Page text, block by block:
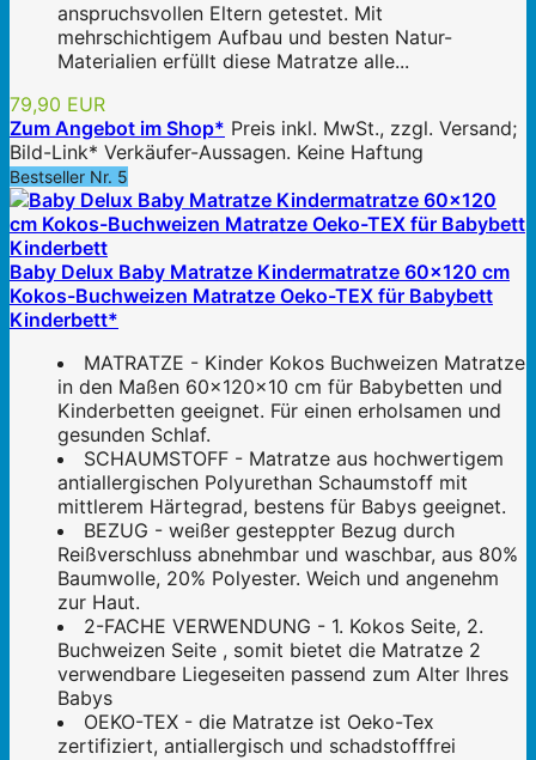
anspruchsvollen Eltern getestet. Mit
mehrschichtigem Aufbau und besten Natur-
Materialien erfüllt diese Matratze alle...
79,90 EUR
Zum Angebot im Shop* Preis inkl. MwSt., zzgl. Versand;
Bild-Link* Verkäufer-Aussagen. Keine Haftung
Bestseller Nr. 5
Baby Delux Baby Matratze Kindermatratze 60x120 cm
Kokos-Buchweizen Matratze Oeko-TEX für Babybett
Kinderbett*
MATRATZE - Kinder Kokos Buchweizen Matratze
in den Maßen 60x120x10 cm für Babybetten und
Kinderbetten geeignet. Für einen erholsamen und
gesunden Schlaf.
SCHAUMSTOFF - Matratze aus hochwertigem
antiallergischen Polyurethan Schaumstoff mit
mittlerem Härtegrad, bestens für Babys geeignet.
BEZUG - weißer gesteppter Bezug durch
Reißverschluss abnehmbar und waschbar, aus 80%
Baumwolle, 20% Polyester. Weich und angenehm
zur Haut.
2-FACHE VERWENDUNG - 1. Kokos Seite, 2.
Buchweizen Seite , somit bietet die Matratze 2
verwendbare Liegeseiten passend zum Alter Ihres
Babys
OEKO-TEX - die Matratze ist Oeko-Tex
zertifiziert, antiallergisch und schadstofffrei